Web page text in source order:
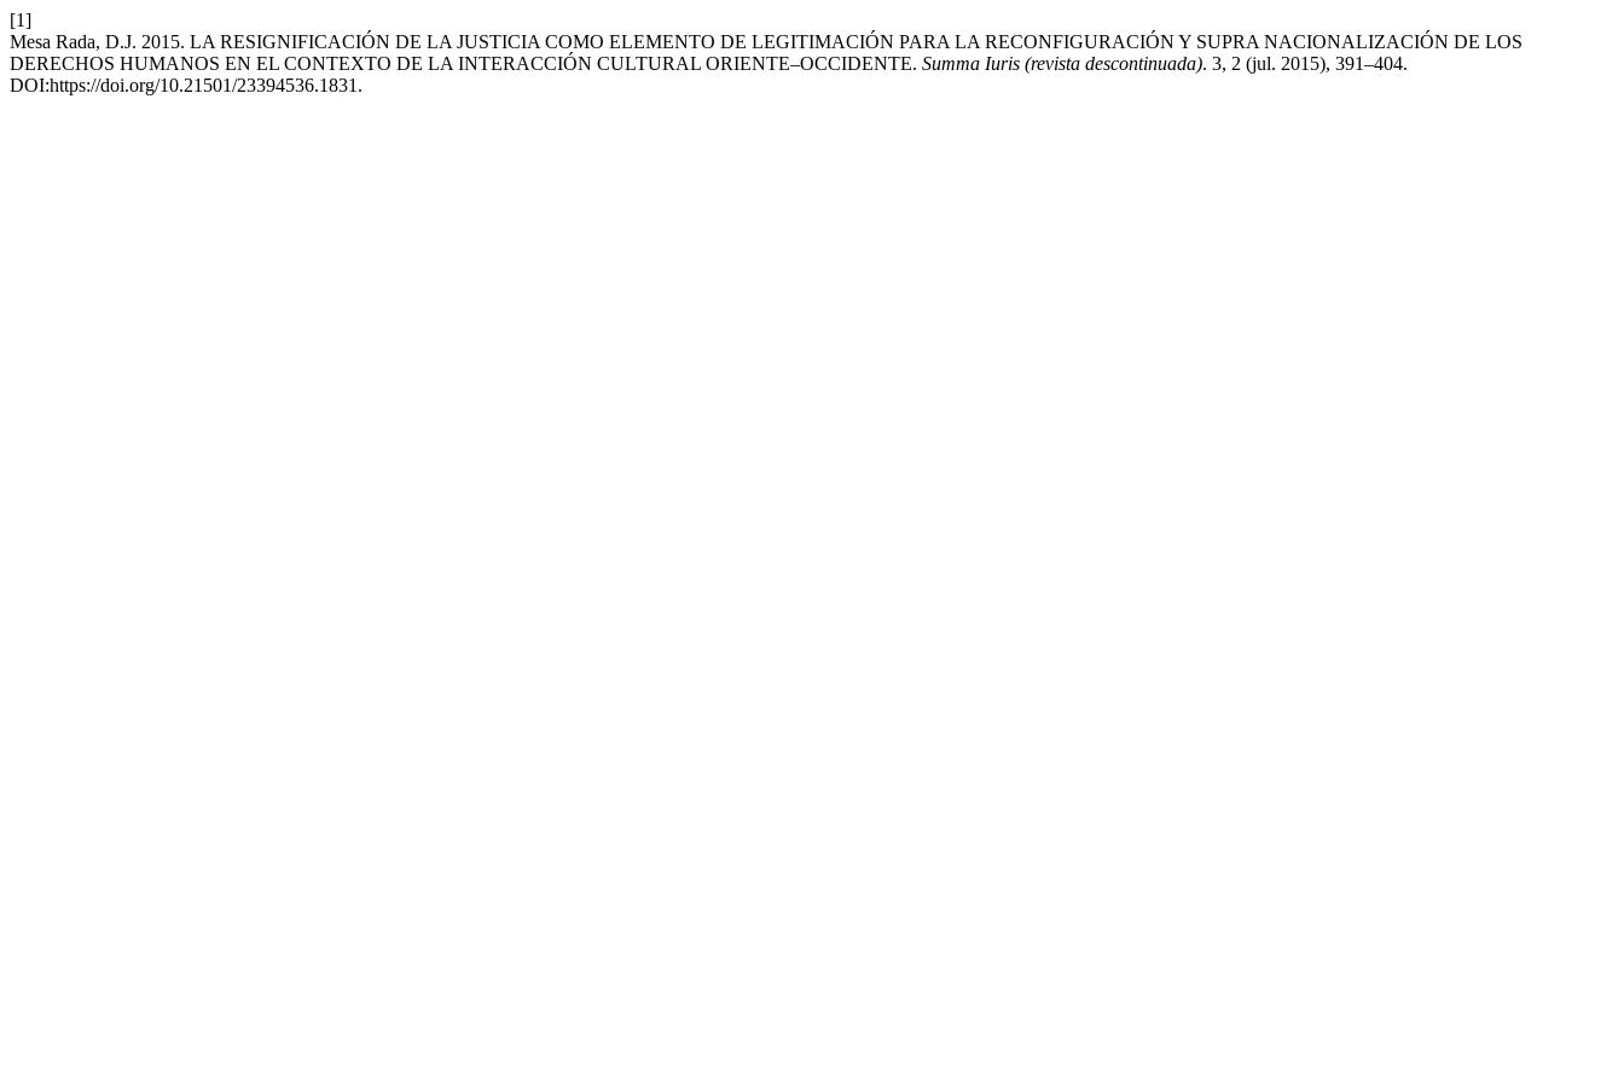
[1]
Mesa Rada, D.J. 2015. LA RESIGNIFICACIÓN DE LA JUSTICIA COMO ELEMENTO DE LEGITIMACIÓN PARA LA RECONFIGURACIÓN Y SUPRA NACIONALIZACIÓN DE LOS
DERECHOS HUMANOS EN EL CONTEXTO DE LA INTERACCIÓN CULTURAL ORIENTE–OCCIDENTE. Summa Iuris (revista descontinuada). 3, 2 (jul. 2015), 391–404.
DOI:https://doi.org/10.21501/23394536.1831.